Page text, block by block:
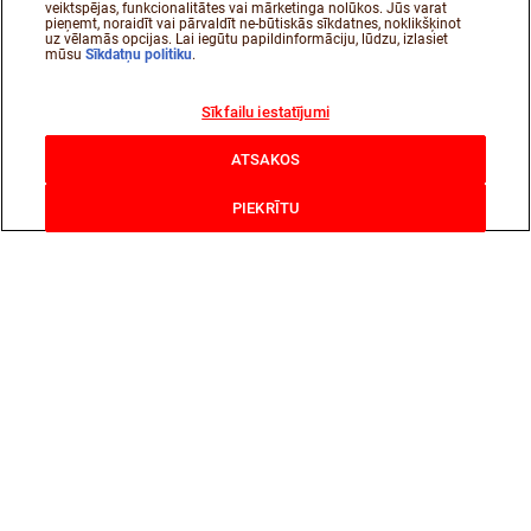
veiktspējas, funkcionalitātes vai mārketinga nolūkos. Jūs varat
pieņemt, noraidīt vai pārvaldīt ne-būtiskās sīkdatnes, noklikšķinot
uz vēlamās opcijas. Lai iegūtu papildinformāciju, lūdzu, izlasiet
mūsuSīkdatņu politiku.
Sīkfailu iestatījumi
ATSAKOS
PIEKRĪTU